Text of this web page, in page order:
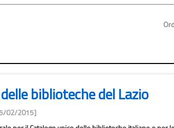
biblioteche del Lazio
02/2015]